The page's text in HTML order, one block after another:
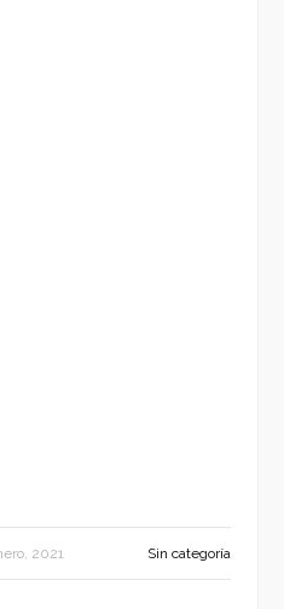
2021 Sin categoría